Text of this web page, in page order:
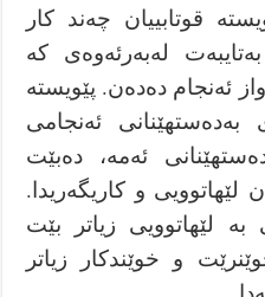
قوتابییان چەند كار
لەبەرئەوەی کە
ئەنجام دەدەن. پێویستە
ئەنجامی
ئەمە، دەبێت
و كاریگەریدا.
لێهاتوویی زیاتر بێت
و خوێندکار زیاتر